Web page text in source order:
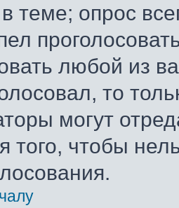
теме; опрос
любой из
то
могут
того, чтобы